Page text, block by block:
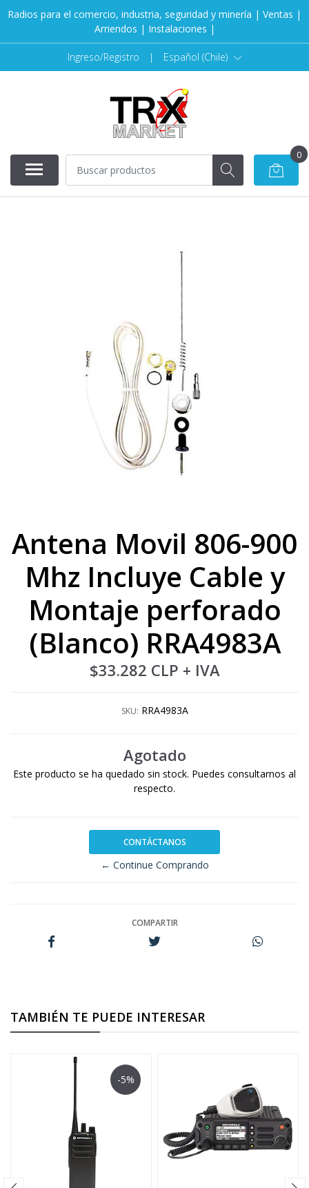
Radios para el comercio, industria, seguridad y minería | Ventas |
Arriendos | Instalaciones |
Ingreso/Registro | Español (Chile)
0
Antena Movil 806-900
Mhz Incluye Cable y
Montaje perforado
(Blanco) RRA4983A
$33.282 CLP + IVA
SKU: RRA4983A
Agotado
Este producto se ha quedado sin stock. Puedes consultarnos al
respecto.
CONTÁCTANOS
← Continue Comprando
COMPARTIR
TAMBIÉN TE PUEDE INTERESAR
-5%